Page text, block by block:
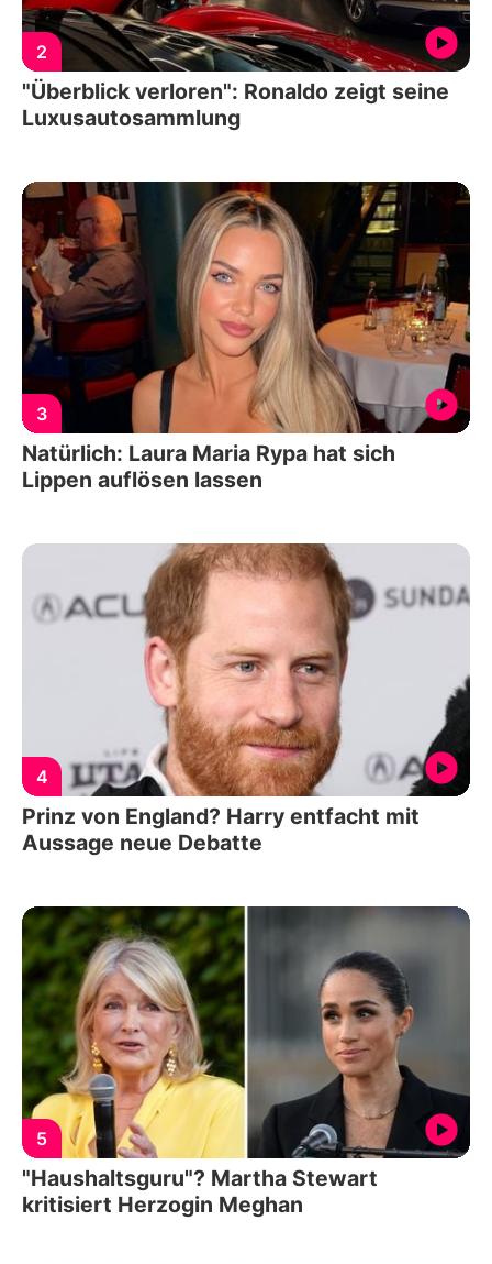
2
"Überblick verloren": Ronaldo zeigt seine
Luxusautosammlung
3
Natürlich: Laura Maria Rypa hat sich
Lippen auflösen lassen
4
Prinz von England? Harry entfacht mit
Aussage neue Debatte
5
"Haushaltsguru"? Martha Stewart
kritisiert Herzogin Meghan